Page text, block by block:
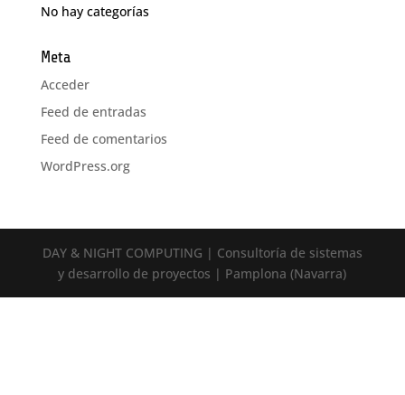
No hay categorías
Meta
Acceder
Feed de entradas
Feed de comentarios
WordPress.org
DAY & NIGHT COMPUTING | Consultoría de sistemas
y desarrollo de proyectos | Pamplona (Navarra)